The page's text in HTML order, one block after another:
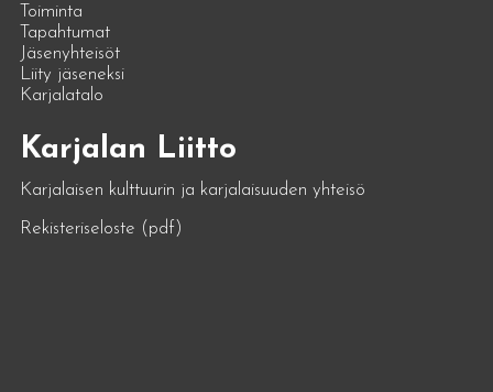
Toiminta
Tapahtumat
Jäsenyhteisöt
Liity jäseneksi
Karjalatalo
Karjalan Liitto
Karjalaisen kulttuurin ja karjalaisuuden yhteisö
Rekisteriseloste (pdf)